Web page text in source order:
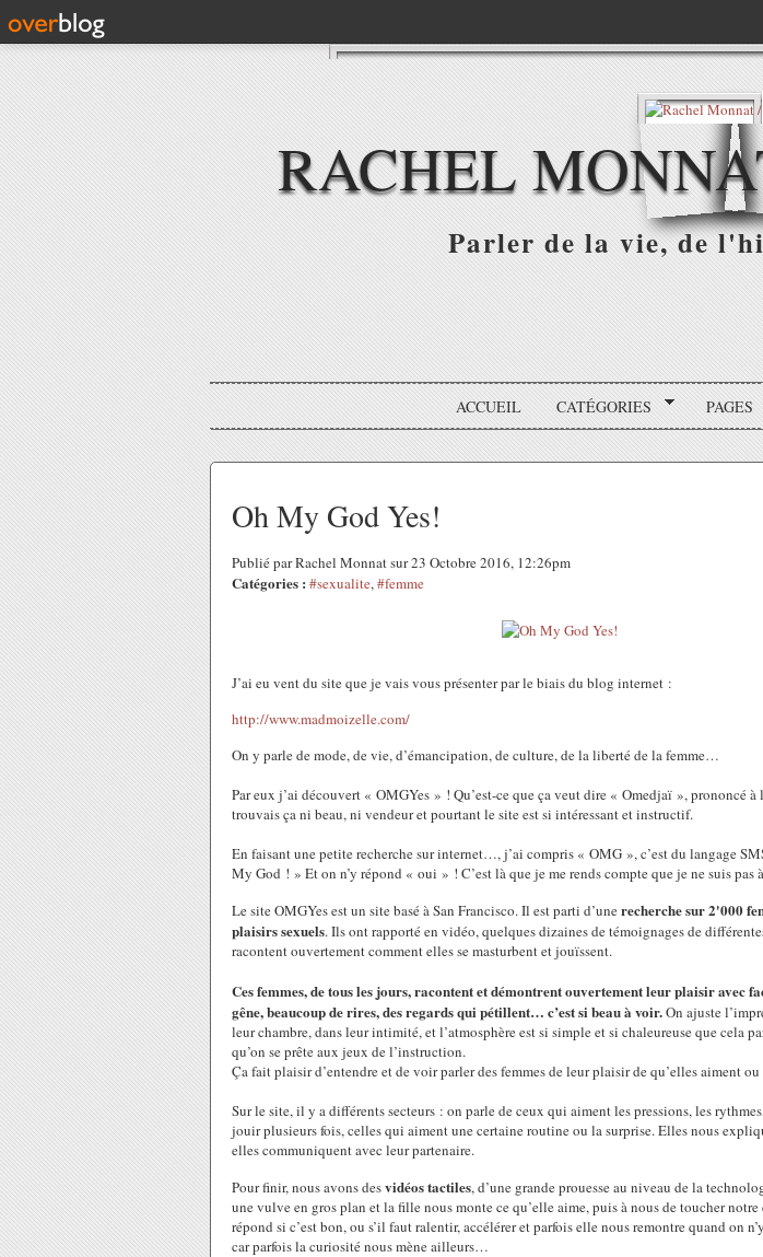
RACHEL
Parler de la vie, de
ACCUEIL CATÉGORIES PAGES
Oh My God Yes!
Publié par Rachel Monnat sur 23 Octobre 2016, 12:26pm
Catégories : #sexualite,#femme
J’ai eu vent du site que je vais vous présenter par le biais du blog internet :
http://www.madmoizelle.com/
On y parle de mode, de vie, d’émancipation, de culture, de la liberté de la femme…
Par eux j’ai découvert « OMGYes » ! Qu’est-ce que ça veut dire « Omedjaï », prononcé à
trouvais ça ni beau, ni vendeur et pourtant le site est si intéressant et instructif.
En faisant une petite recherche sur internet…, j’ai compris « OMG », c’est du langage
My God ! » Et on n’y répond « oui » ! C’est là que je me rends compte que je ne suis pas
Le site OMGYes est un site basé à San Francisco. Il est parti d’unerecherche sur 2'000
plaisirs sexuels. Ils ont rapporté en vidéo, quelques dizaines de témoignages de
racontent ouvertement comment elles se masturbent et jouïssent.
Ces femmes, de tous les jours, racontent et démontrent ouvertement leur plaisir avec
gêne, beaucoup de rires, des regards qui pétillent… c’est si beau à voir.On ajuste
leur chambre, dans leur intimité, et l’atmosphère est si simple et si chaleureuse que cela
qu’on se prête aux jeux de l’instruction.
Ça fait plaisir d’entendre et de voir parler des femmes de leur plaisir de qu’elles aiment
Sur le site, il y a différents secteurs : on parle de ceux qui aiment les pressions, les
jouir plusieurs fois, celles qui aiment une certaine routine ou la surprise. Elles nous
elles communiquent avec leur partenaire.
Pour finir, nous avons desvidéos tactiles, d’une grande prouesse au niveau de la
une vulve en gros plan et la fille nous monte ce qu’elle aime, puis à nous de toucher notre
répond si c’est bon, ou s’il faut ralentir, accélérer et parfois elle nous remontre quand on
car parfois la curiosité nous mène ailleurs…